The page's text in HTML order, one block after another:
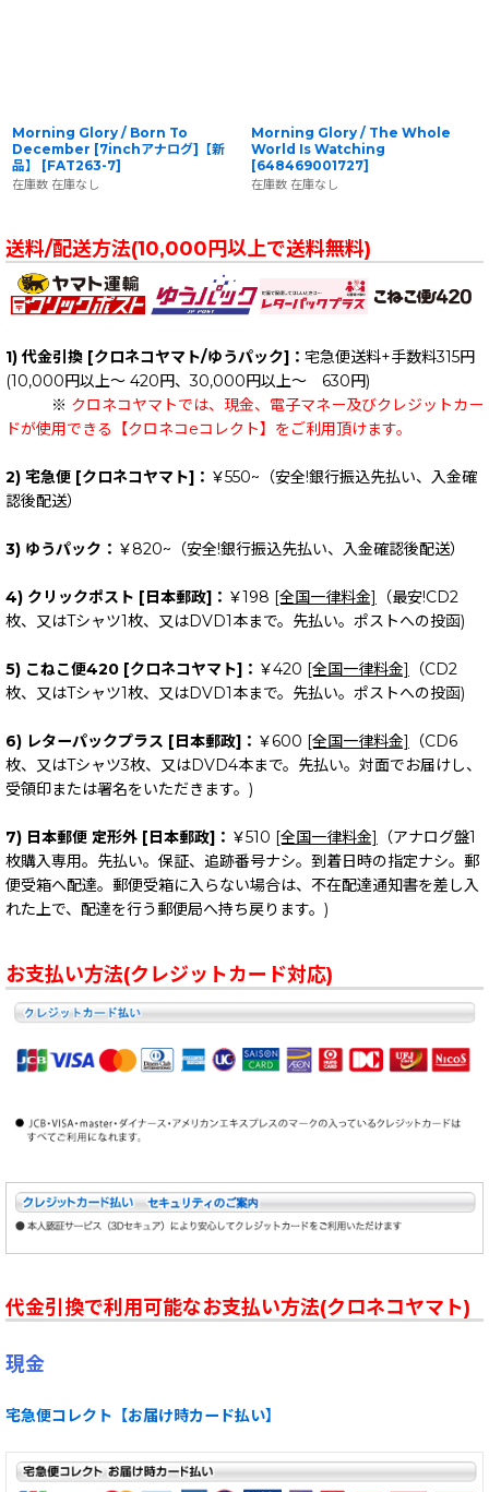
Morning Glory / Born To
December [7inchアナログ]【新
品】
[FAT263-7]
在庫数 在庫なし
Morning Glory / The Whole
World Is Watching
[648469001727]
在庫数 在庫なし
送料/配送方法(10,000円以上で送料無料)
1) 代金引換 [クロネコヤマト/ゆうパック]： 宅急便送料+手数料315円
(10,000円以上～ 420円、30,000円以上～ 630円)
※ クロネコヤマトでは、現金、電子マネー及びクレジットカー
ドが使用できる【クロネコeコレクト】をご利用頂けます。
2) 宅急便 [クロネコヤマト]： ￥550~（安全!銀行振込先払い、入金確
認後配送）
3) ゆうパック： ￥820~（安全!銀行振込先払い、入金確認後配送）
4) クリックポスト [日本郵政]： ￥198 [全国一律料金]
（最安!CD2
枚、又はTシャツ1枚、又はDVD1本まで。先払い。ポストへの投函)
5) こねこ便420 [クロネコヤマト]： ￥420 [全国一律料金]
（CD2
枚、又はTシャツ1枚、又はDVD1本まで。先払い。ポストへの投函)
6) レターパックプラス [日本郵政]： ￥600 [全国一律料金]
（CD6
枚、又はTシャツ3枚、又はDVD4本まで。先払い。対面でお届けし、
受領印または署名をいただきます。)
7) 日本郵便 定形外 [日本郵政]： ￥510 [全国一律料金]
（アナログ盤1
枚購入専用。先払い。保証、追跡番号ナシ。到着日時の指定ナシ。郵
便受箱へ配達。郵便受箱に入らない場合は、不在配達通知書を差し入
れた上で、配達を行う郵便局へ持ち戻ります。)
お支払い方法(クレジットカード対応)
代金引換で利用可能なお支払い方法(クロネコヤマト)
現金
宅急便コレクト【お届け時カード払い】